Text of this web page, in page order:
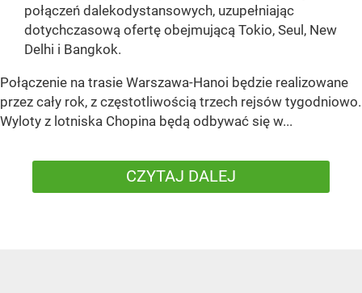
połączeń dalekodystansowych, uzupełniając
dotychczasową ofertę obejmującą Tokio, Seul, New
Delhi i Bangkok.
Połączenie na trasie Warszawa-Hanoi będzie realizowane
przez cały rok, z częstotliwością trzech rejsów tygodniowo.
Wyloty z lotniska Chopina będą odbywać się w...
CZYTAJ DALEJ